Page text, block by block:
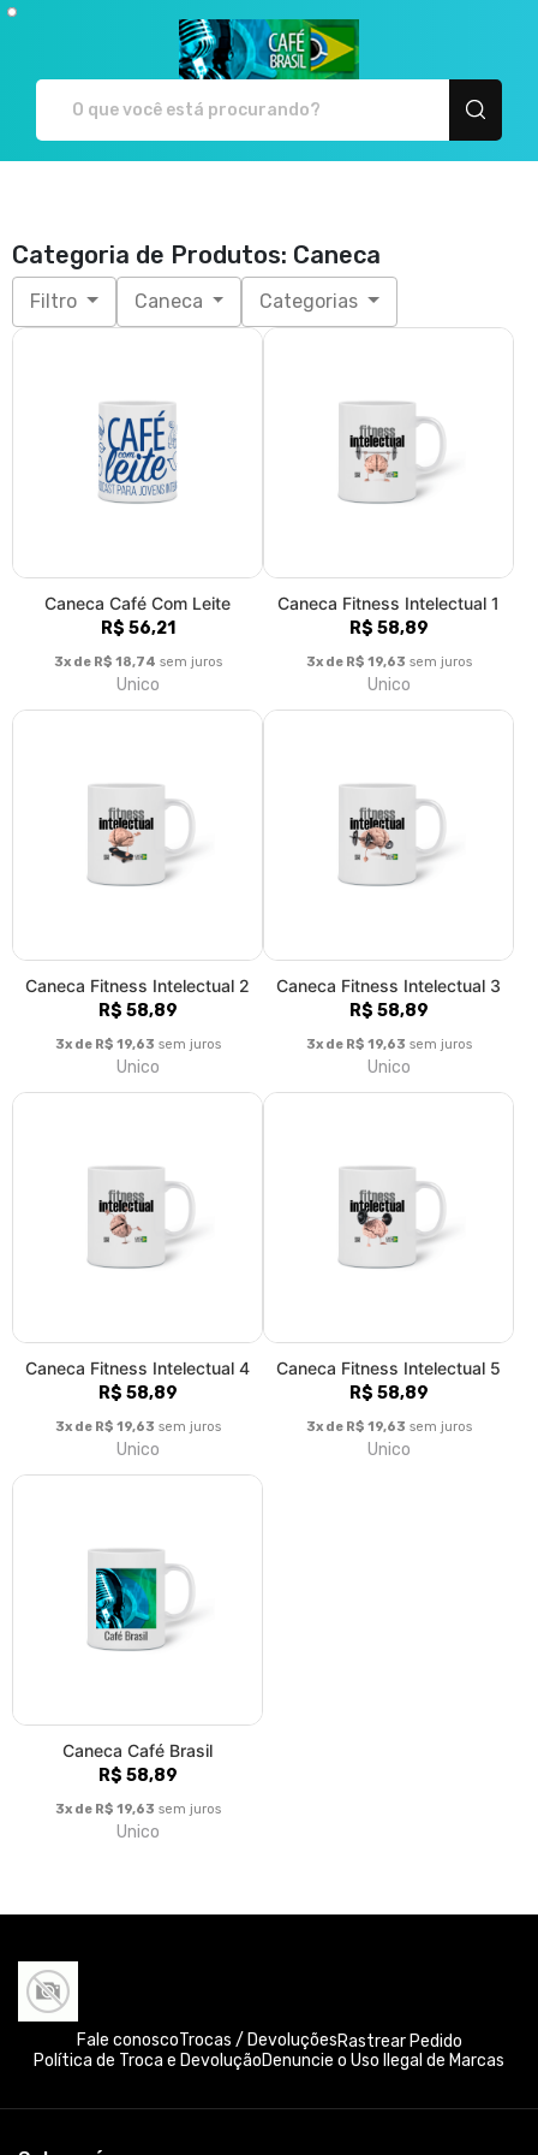
Categoria de Produtos: Caneca
Filtro Caneca Categorias
Caneca Café Com Leite
R$ 56,21
3x de R$ 18,74 sem juros
Unico
Caneca Fitness Intelectual 1
R$ 58,89
3x de R$ 19,63 sem juros
Unico
Caneca Fitness Intelectual 2
R$ 58,89
3x de R$ 19,63 sem juros
Unico
Caneca Fitness Intelectual 3
R$ 58,89
3x de R$ 19,63 sem juros
Unico
Caneca Fitness Intelectual 4
R$ 58,89
3x de R$ 19,63 sem juros
Unico
Caneca Fitness Intelectual 5
R$ 58,89
3x de R$ 19,63 sem juros
Unico
Caneca Café Brasil
R$ 58,89
3x de R$ 19,63 sem juros
Unico
Fale conoscoTrocas / DevoluçõesRastrear Pedido
Política de Troca e DevoluçãoDenuncie o Uso Ilegal de Marcas